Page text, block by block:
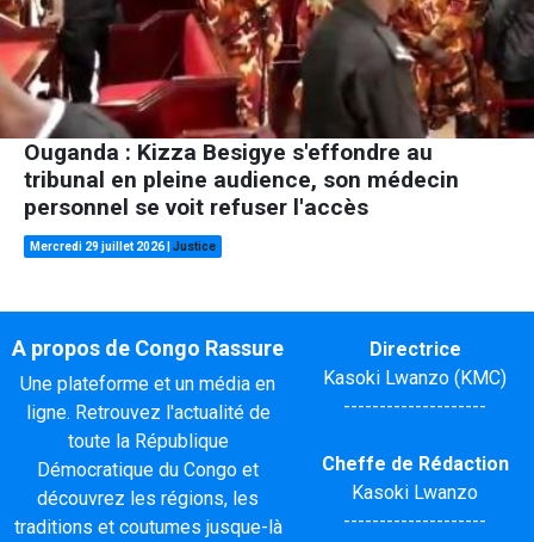
Ouganda : Kizza Besigye s'effondre au
tribunal en pleine audience, son médecin
personnel se voit refuser l'accès
Mercredi 29 juillet 2026 Justice
A propos de Congo Rassure
Une plateforme et un média en
ligne. Retrouvez l'actualité de
toute la République
Démocratique du Congo et
découvrez les régions, les
traditions et coutumes jusque-là
Directrice
Kasoki Lwanzo (KMC)
--------------------
Cheffe de Rédaction
Kasoki Lwanzo
--------------------